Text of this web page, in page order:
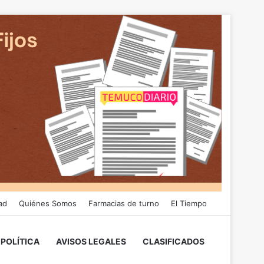
Quiénes Somos Farmacias de turno El Tiempo
POLÍTICA AVISOS LEGALES CLASIFICADOS